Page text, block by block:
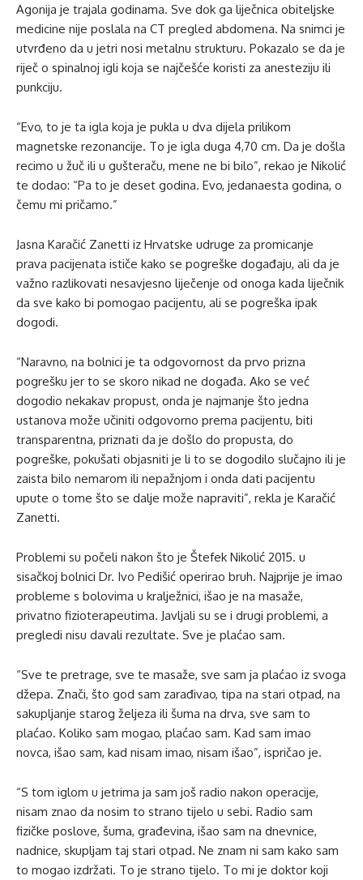
Agonija je trajala godinama. Sve dok ga liječnica obiteljske
medicine nije poslala na CT pregled abdomena. Na snimci je
utvrđeno da u jetri nosi metalnu strukturu. Pokazalo se da je
riječ o spinalnoj igli koja se najčešće koristi za anesteziju ili
punkciju.
“Evo, to je ta igla koja je pukla u dva dijela prilikom
magnetske rezonancije. To je igla duga 4,70 cm. Da je došla
recimo u žuč ili u gušteraču, mene ne bi bilo”, rekao je Nikolić
te dodao: “Pa to je deset godina. Evo, jedanaesta godina, o
čemu mi pričamo.”
Jasna Karačić Zanetti iz Hrvatske udruge za promicanje
prava pacijenata ističe kako se pogreške događaju, ali da je
važno razlikovati nesavjesno liječenje od onoga kada liječnik
da sve kako bi pomogao pacijentu, ali se pogreška ipak
dogodi.
“Naravno, na bolnici je ta odgovornost da prvo prizna
pogrešku jer to se skoro nikad ne događa. Ako se već
dogodio nekakav propust, onda je najmanje što jedna
ustanova može učiniti odgovorno prema pacijentu, biti
transparentna, priznati da je došlo do propusta, do
pogreške, pokušati objasniti je li to se dogodilo slučajno ili je
zaista bilo nemarom ili nepažnjom i onda dati pacijentu
upute o tome što se dalje može napraviti”, rekla je Karačić
Zanetti.
Problemi su počeli nakon što je Štefek Nikolić 2015. u
sisačkoj bolnici Dr. Ivo Pedišić operirao bruh. Najprije je imao
probleme s bolovima u kralježnici, išao je na masaže,
privatno fizioterapeutima. Javljali su se i drugi problemi, a
pregledi nisu davali rezultate. Sve je plaćao sam.
“Sve te pretrage, sve te masaže, sve sam ja plaćao iz svoga
džepa. Znači, što god sam zarađivao, tipa na stari otpad, na
sakupljanje starog željeza ili šuma na drva, sve sam to
plaćao. Koliko sam mogao, plaćao sam. Kad sam imao
novca, išao sam, kad nisam imao, nisam išao”, ispričao je.
“S tom iglom u jetrima ja sam još radio nakon operacije,
nisam znao da nosim to strano tijelo u sebi. Radio sam
fizičke poslove, šuma, građevina, išao sam na dnevnice,
nadnice, skupljam taj stari otpad. Ne znam ni sam kako sam
to mogao izdržati. To je strano tijelo. To mi je doktor koji